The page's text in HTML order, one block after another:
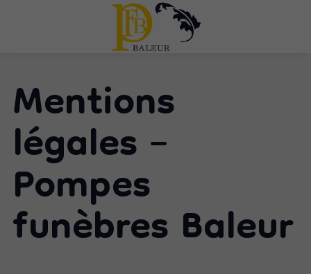
Mentions
légales –
Pompes
funèbres Baleur